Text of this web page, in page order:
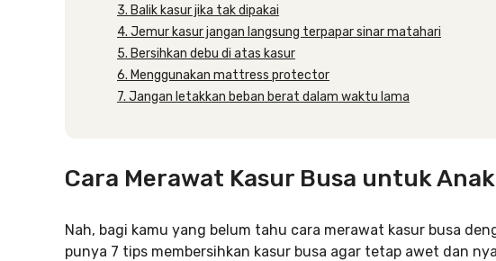
3. Balik kasur jika tak dipakai
4. Jemur kasur jangan langsung terpapar sinar matahari
5. Bersihkan debu di atas kasur
6. Menggunakan mattress protector
7. Jangan letakkan beban berat dalam waktu lama
Cara Merawat Kasur Busa untuk
Nah, bagi kamu yang belum tahu cara merawat kasur busa
punya 7 tips membersihkan kasur busa agar tetap awet dan